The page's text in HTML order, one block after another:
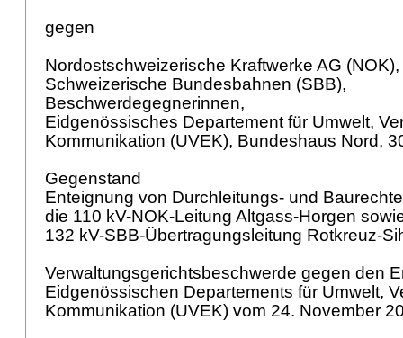
gegen
Nordostschweizerische Kraftwerke AG (NOK),
Schweizerische Bundesbahnen (SBB),
Beschwerdegegnerinnen,
Eidgenössisches Departement für Umwelt,
Kommunikation (UVEK), Bundeshaus Nord,
Gegenstand
Enteignung von Durchleitungs- und
die 110 kV-NOK-Leitung Altgass-Horgen
132 kV-SBB-Übertragungsleitung Rotkreuz-
Verwaltungsgerichtsbeschwerde gegen den
Eidgenössischen Departements für Umwelt,
Kommunikation (UVEK) vom 24. November